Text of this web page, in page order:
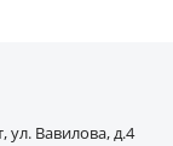
ул. Вавилова, д.4